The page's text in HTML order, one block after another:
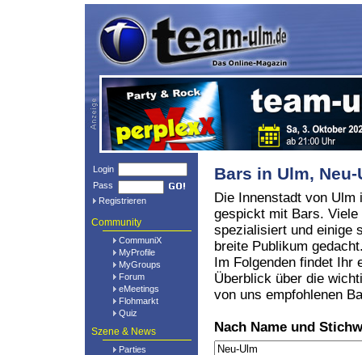
Login
Pass
Registrieren
Community
CommuniX
MyProfile
MyGroups
Forum
eMeetings
Flohmarkt
Quiz
Szene & News
Parties
Bars in Ulm,
Die Innenstadt von Ulm
gespickt mit Bars. Viele
spezialisiert und einige
breite Publikum
Im Folgenden findet Ihr
Überblick über die
von uns empfohlenen
Nach Name und